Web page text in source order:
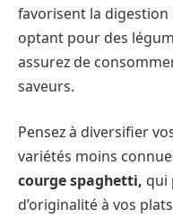
favorisent la digestion
optant pour des
assurez de
saveurs.
Pensez à diversifier
variétés moins
courge spaghetti, qui
d’originalité à vos